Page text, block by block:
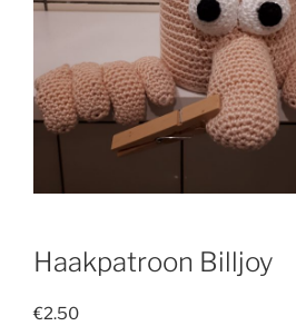
Haakpatroon Billjoy
€2.50